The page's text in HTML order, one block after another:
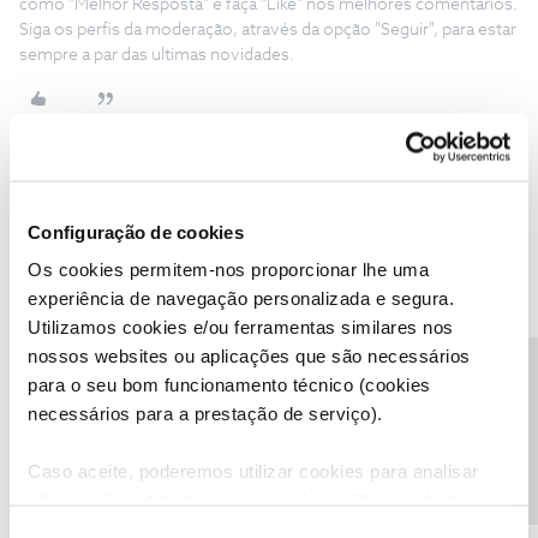
Configuração de cookies
Os cookies permitem-nos proporcionar lhe uma
experiência de navegação personalizada e segura.
Utilizamos cookies e/ou ferramentas similares nos
nossos websites ou aplicações que são necessários
para o seu bom funcionamento técnico (cookies
necessários para a prestação de serviço).
Caso aceite, poderemos utilizar cookies para analisar
como "Melhor Resposta" e faça "Like" nos melhores comentários.
Siga os perfis da moderação, através da opção "Seguir", para estar
sempre a par das ultimas novidades.
Já reenviei.
Agradecemos o seu testemunho @Nádia Sousa Vasconcelos